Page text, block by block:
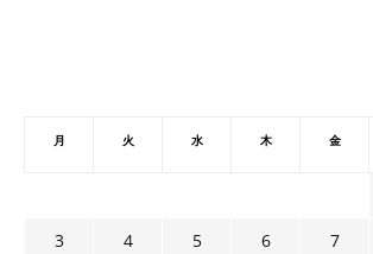
月 火 水 木 金
3
4 5 6 7